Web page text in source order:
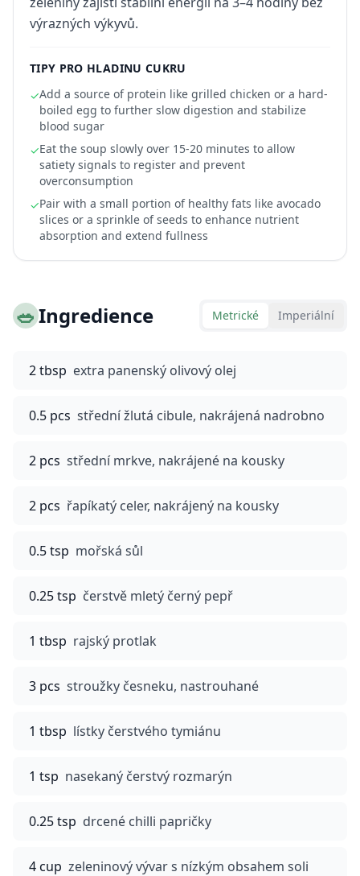
výrazných výkyvů.
TIPY PRO HLADINU CUKRU
✓Add a source of protein like grilled chicken or a hard-
boiled egg to further slow digestion and stabilize
blood sugar
✓Eat the soup slowly over 15-20 minutes to allow
satiety signals to register and prevent
overconsumption
✓Pair with a small portion of healthy fats like avocado
slices or a sprinkle of seeds to enhance nutrient
absorption and extend fullness
🥗Ingredience Metrické Imperiální
2 tbsp extra panenský olivový olej
0.5 pcs střední žlutá cibule, nakrájená nadrobno
2 pcs střední mrkve, nakrájené na kousky
2 pcs řapíkatý celer, nakrájený na kousky
0.5 tsp mořská sůl
0.25 tsp čerstvě mletý černý pepř
1 tbsp rajský protlak
3 pcs stroužky česneku, nastrouhané
1 tbsp lístky čerstvého tymiánu
1 tsp nasekaný čerstvý rozmarýn
0.25 tsp drcené chilli papričky
4 cup zeleninový vývar s nízkým obsahem soli